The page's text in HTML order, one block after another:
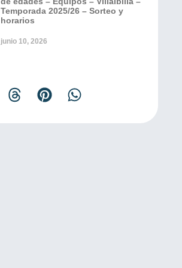
Temporada 2025/26 – Sorteo y
horarios
junio 10, 2026